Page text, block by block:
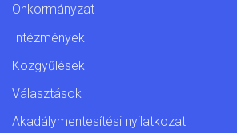
Önkormányzat
Intézmények
Közgyűlések
Választások
Akadálymentesítési nyilatkozat